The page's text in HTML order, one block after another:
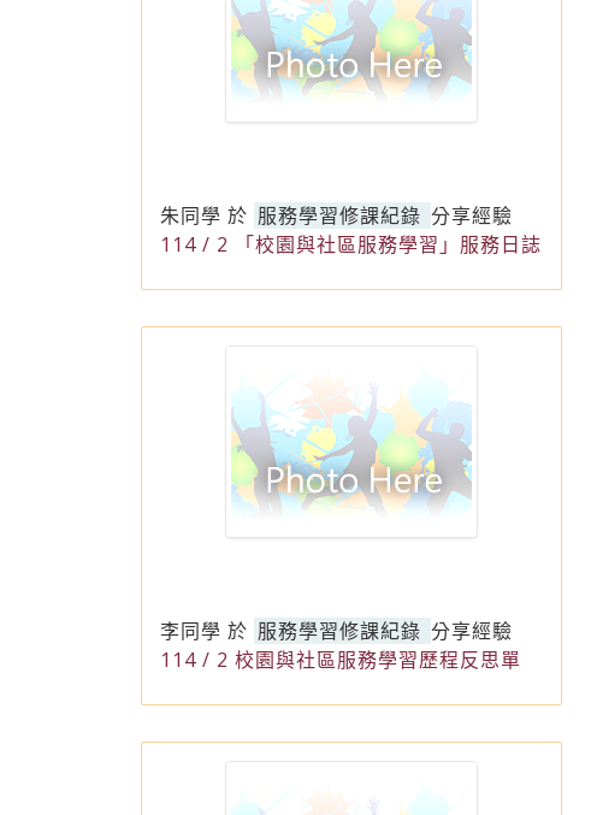
朱同學 於 服務學習修課紀錄 分享經驗
114 / 2 「校園與社區服務學習」服務日誌
李同學 於 服務學習修課紀錄 分享經驗
114 / 2 校園與社區服務學習歷程反思單